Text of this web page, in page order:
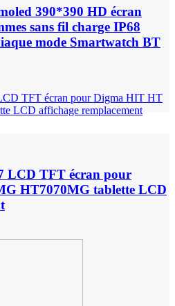
390*390 HD écran
sans fil charge IP68
mode Smartwatch BT
LCD TFT écran pour
HT7070MG tablette LCD